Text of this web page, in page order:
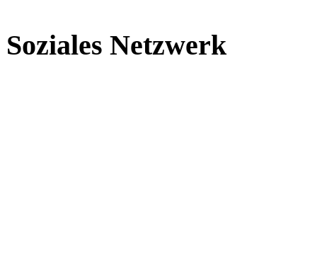
Soziales Netzwerk